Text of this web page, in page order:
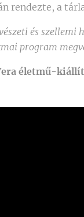
rendezte, a
és
program
életmű-